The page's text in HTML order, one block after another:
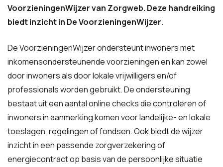
VoorzieningenWijzer van Zorgweb. Deze handreiking
biedt inzicht in De VoorzieningenWijzer.
De VoorzieningenWijzer ondersteunt inwoners met
inkomensondersteunende voorzieningen en kan zowel
door inwoners als door lokale vrijwilligers en/of
professionals worden gebruikt. De ondersteuning
bestaat uit een aantal online checks die controleren of
inwoners in aanmerking komen voor landelijke- en lokale
toeslagen, regelingen of fondsen. Ook biedt de wijzer
inzicht in een passende zorgverzekering of
energiecontract op basis van de persoonlijke situatie